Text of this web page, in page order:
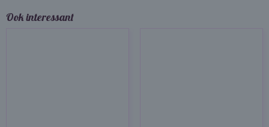
Ook interessant